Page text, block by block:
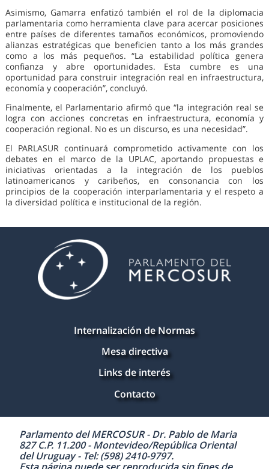
Asimismo, Gamarra enfatizó también el rol de la diplomacia
parlamentaria como herramienta clave para acercar posiciones
entre países de diferentes tamaños económicos, promoviendo
alianzas estratégicas que beneficien tanto a los más grandes
como a los más pequeños. “La estabilidad política genera
confianza y abre oportunidades. Esta cumbre es una
oportunidad para construir integración real en infraestructura,
economía y cooperación”, concluyó.
Finalmente, el Parlamentario afirmó que “la integración real se
logra con acciones concretas en infraestructura, economía y
cooperación regional. No es un discurso, es una necesidad”.
El PARLASUR continuará comprometido activamente con los
debates en el marco de la UPLAC, aportando propuestas e
iniciativas orientadas a la integración de los pueblos
latinoamericanos y caribeños, en consonancia con los
principios de la cooperación interparlamentaria y el respeto a
la diversidad política e institucional de la región.
Internalización de Normas
Mesa directiva
Links de interés
Contacto
Parlamento del MERCOSUR - Dr. Pablo de Maria
827 C.P. 11.200 - Montevideo/República Oriental
del Uruguay - Tel: (598) 2410-9797.